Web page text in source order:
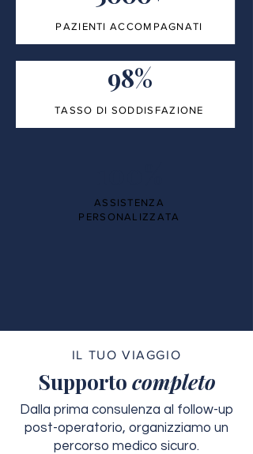
PAZIENTI ACCOMPAGNATI
98%
TASSO DI SODDISFAZIONE
ASSISTENZA
PERSONALIZZATA
IL TUO VIAGGIO
Supporto completo
Dalla prima consulenza al follow-up
post-operatorio, organizziamo un
percorso medico sicuro.